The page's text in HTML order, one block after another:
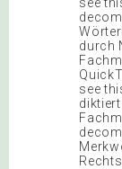
durch
see